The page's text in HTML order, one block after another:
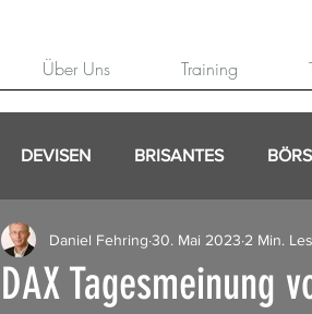
Über Uns Training
DEVISEN BRISANTES
DAX Tagesmeinung
Daniel Fehring 30. Mai 2023 2 Min.